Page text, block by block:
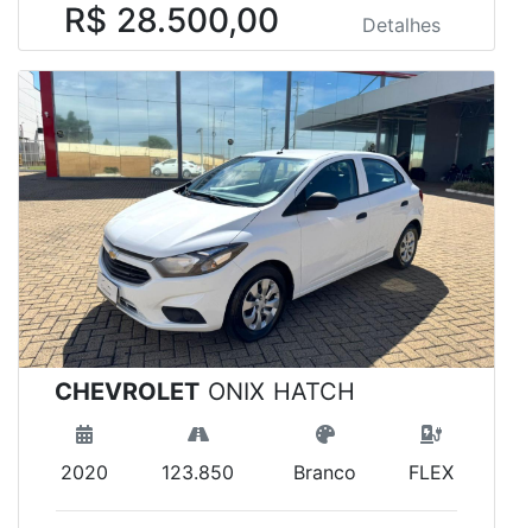
R$ 28.500,00 Detalhes
CHEVROLET ONIX HATCH
2020 123.850 Branco FLEX